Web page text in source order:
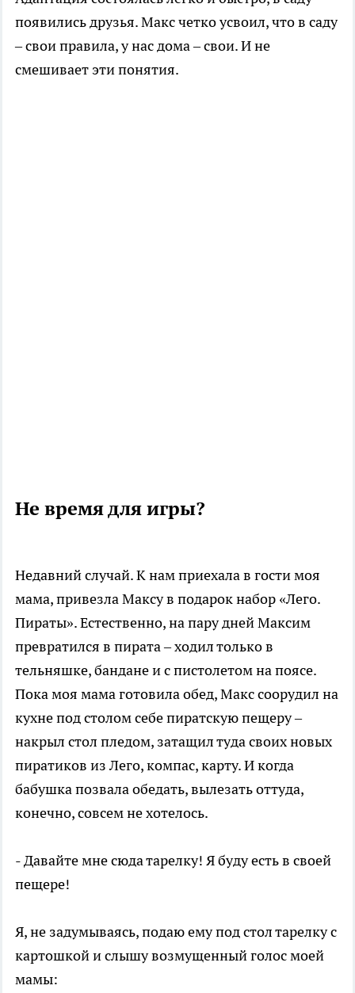
появились друзья. Макс четко усвоил, что в саду
– свои правила, у нас дома – свои. И не
смешивает эти понятия.
Не время для игры?
Недавний случай. К нам приехала в гости моя
мама, привезла Максу в подарок набор «Лего.
Пираты». Естественно, на пару дней Максим
превратился в пирата – ходил только в
тельняшке, бандане и с пистолетом на поясе.
Пока моя мама готовила обед, Макс соорудил на
кухне под столом себе пиратскую пещеру –
накрыл стол пледом, затащил туда своих новых
пиратиков из Лего, компас, карту. И когда
бабушка позвала обедать, вылезать оттуда,
конечно, совсем не хотелось.
- Давайте мне сюда тарелку! Я буду есть в своей
пещере!
Я, не задумываясь, подаю ему под стол тарелку с
картошкой и слышу возмущенный голос моей
мамы: